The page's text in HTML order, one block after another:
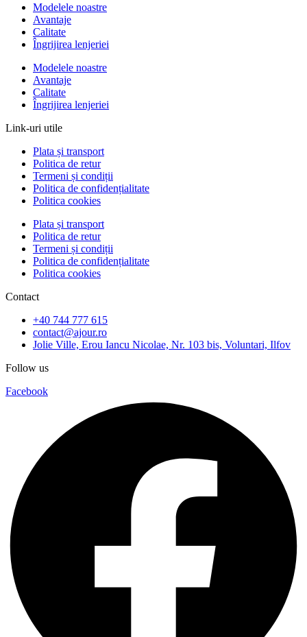
Modelele noastre
Avantaje
Calitate
Îngrijirea lenjeriei
Modelele noastre
Avantaje
Calitate
Îngrijirea lenjeriei
Link-uri utile
Plata și transport
Politica de retur
Termeni și condiții
Politica de confidențialitate
Politica cookies
Plata și transport
Politica de retur
Termeni și condiții
Politica de confidențialitate
Politica cookies
Contact
+40 744 777 615
contact@ajour.ro
Jolie Ville, Erou Iancu Nicolae, Nr. 103 bis, Voluntari, Ilfov
Follow us
Facebook